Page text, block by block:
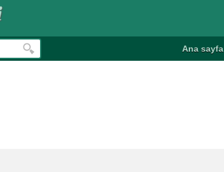
Ana sayfa